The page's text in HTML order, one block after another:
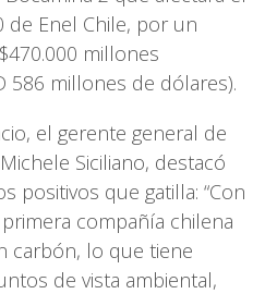
Enel Chile, por un
millones
586 millones de dólares).
el gerente general de
Siciliano, destacó
positivos que gatilla: “Con
compañía chilena
carbón, lo que tiene
de vista ambiental,